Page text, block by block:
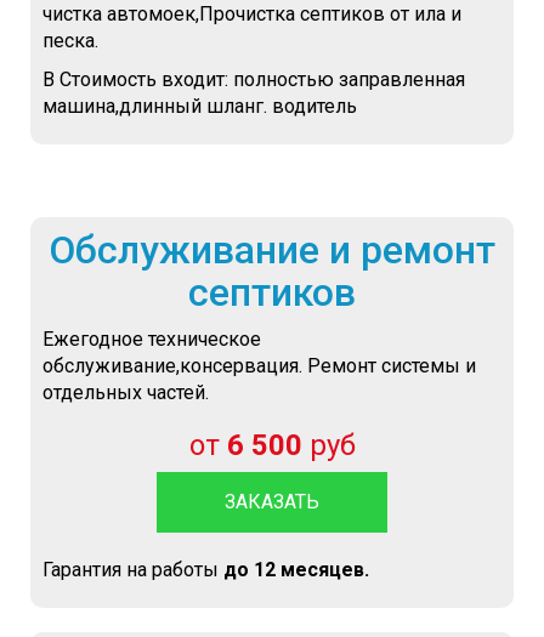
чистка автомоек,Прочистка септиков от ила и
песка.
В Стоимость входит: полностью заправленная
машина,длинный шланг. водитель
Обслуживание и ремонт
септиков
Ежегодное техническое
обслуживание,консервация. Ремонт системы и
отдельных частей.
от 6 500 руб
ЗАКАЗАТЬ
Гарантия на работы до 12 месяцев.